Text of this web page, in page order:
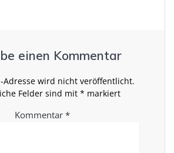
einen Kommentar
Adresse wird nicht veröffentlicht.
Felder sind mit * markiert
Kommentar *